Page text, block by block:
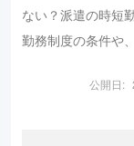
ない？派遣の時短
勤務制度の条件や
公開日: